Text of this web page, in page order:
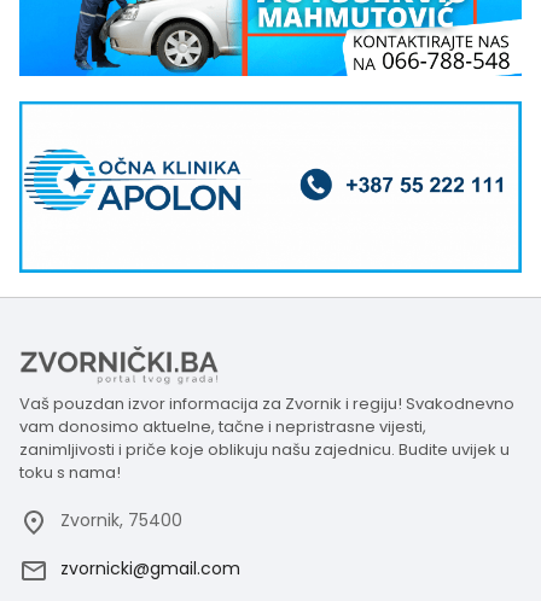
Vaš pouzdan izvor informacija za Zvornik i regiju! Svakodnevno
vam donosimo aktuelne, tačne i nepristrasne vijesti,
zanimljivosti i priče koje oblikuju našu zajednicu. Budite uvijek u
toku s nama!
Zvornik, 75400
zvornicki@gmail.com